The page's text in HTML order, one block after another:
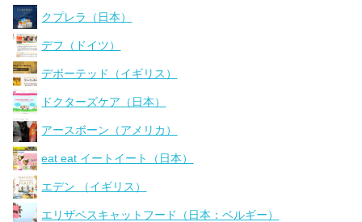
クプレラ（日本）
デフ（ドイツ）
デボーテッド（イギリス）
ドクターズケア（日本）
アースボーン（アメリカ）
eat eat イートイート（日本）
エデン （イギリス）
エリザベスキャットフード（日本：ベルギー）